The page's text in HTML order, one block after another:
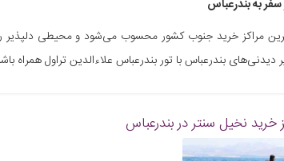
سفر به بندرعباس
مراکز خرید جنوب کشور محسوب می‌شود و محیطی دلپذیر را
بندرعباس با تور بندرعباس علاءالدین تراول همراه
خرید نخیل سنتر در بندرعباس